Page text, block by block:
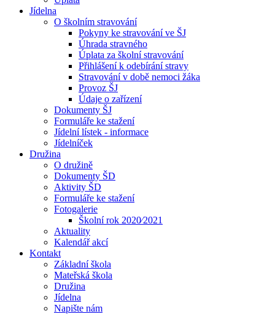
Jídelna
O školním stravování
Pokyny ke stravování ve ŠJ
Úhrada stravného
Úplata za školní stravování
Přihlášení k odebírání stravy
Stravování v době nemoci žáka
Provoz ŠJ
Údaje o zařízení
Dokumenty ŠJ
Formuláře ke stažení
Jídelní lístek - informace
Jídelníček
Družina
O družině
Dokumenty ŠD
Aktivity ŠD
Formuláře ke stažení
Fotogalerie
Školní rok 2020⁄2021
Aktuality
Kalendář akcí
Kontakt
Základní škola
Mateřská škola
Družina
Jídelna
Napište nám